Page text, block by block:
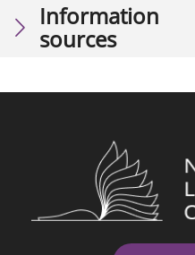
Information
sources